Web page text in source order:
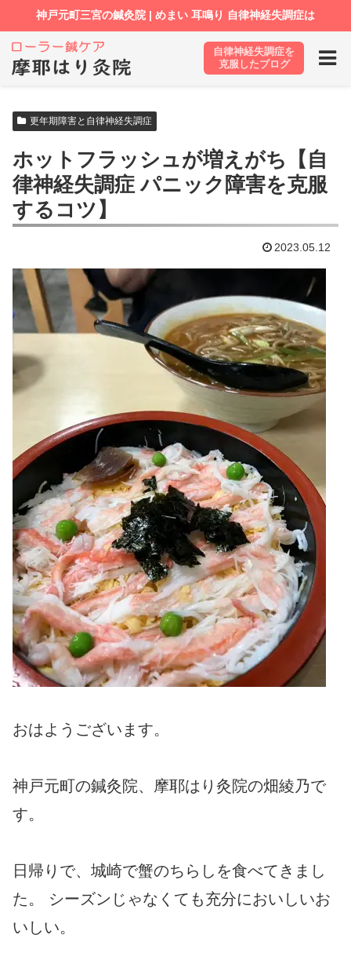
ホーム ブログ 更年期障害と自律神経失調症
更年期障害と自律神経失調症
ホットフラッシュが増えがち【自
律神経失調症 パニック障害を克服
するコツ】
2023.05.12
おはようございます。
神戸元町の鍼灸院、摩耶はり灸院の畑綾乃で
す。
日帰りで、城崎で蟹のちらしを食べてきまし
た。 シーズンじゃなくても充分においしいお
いしい。
自律神経失調症を
克服したブログ